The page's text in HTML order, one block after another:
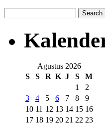
Agustus 2026
S
S R K J S
M
1
2
3
4 5 6 7 8
9
10 11 12 13 14 15 16
17 18 19 20 21 22 23